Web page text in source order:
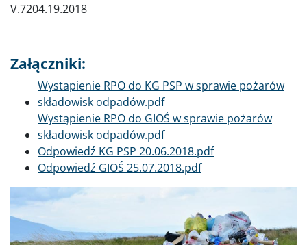
V.7204.19.2018
Załączniki:
Dokument
Wystapienie RPO do KG PSP w sprawie pożarów
składowisk odpadów.pdf
Dokument
Wystąpienie RPO do GIOŚ w sprawie pożarów
składowisk odpadów.pdf
Dokument
Odpowiedź KG PSP 20.06.2018.pdf
Dokument
Odpowiedź GIOŚ 25.07.2018.pdf